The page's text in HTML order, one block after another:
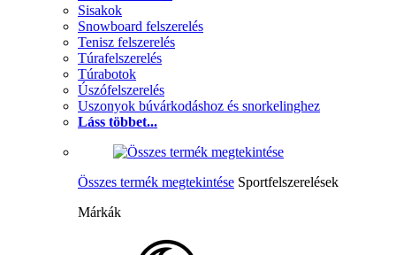
Sisakok
Snowboard felszerelés
Tenisz felszerelés
Túrafelszerelés
Túrabotok
Úszófelszerelés
Uszonyok búvárkodáshoz és snorkelinghez
Láss többet...
Összes termék megtekintése Sportfelszerelések
Márkák